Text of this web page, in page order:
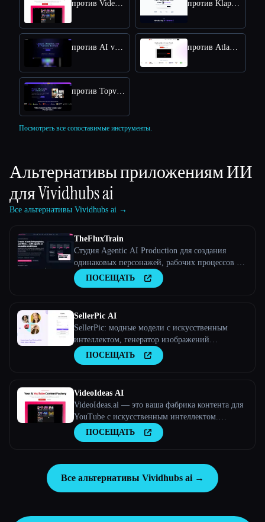
против VideoIdeas AI против Klap App
против AI video editor против Atlabs AI
против Topview AI URL to Video
Посмотреть все сопоставимые инструменты.
Альтернативы приложениям ИИ
дляVividhubs ai
Все альтернативы Vividhubs ai →
TheFluxTrain
Студия Agentic AI Production для создания
одинаковых персонажей, рабочих процессов и
видеоПОСЕЩАТЬ
SellerPic AI
SellerPic: модные модели с искусственным
интеллектом, генератор изображений
продуктов и видео
ПОСЕЩАТЬ
VideoIdeas AI
VideoIdeas.ai — это ваша фабрика контента для
YouTube с искусственным интеллектом.
Создавайте полезные для вирусов сценарии,
свежие идеи для видео и интересный контент за
ПОСЕЩАТЬ
Все альтернативы Vividhubs ai →